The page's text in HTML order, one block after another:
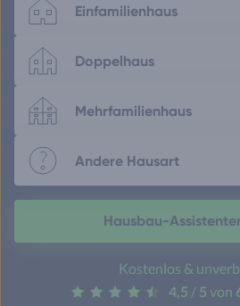
Einfamilienhaus
Doppelhaus
Mehrfamilienhaus
Andere Hausart
Hausbau-
Kostenlos &
4,5 / 5 von